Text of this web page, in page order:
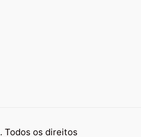
. Todos os direitos